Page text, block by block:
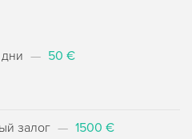
— 50 €
залог — 1500 €